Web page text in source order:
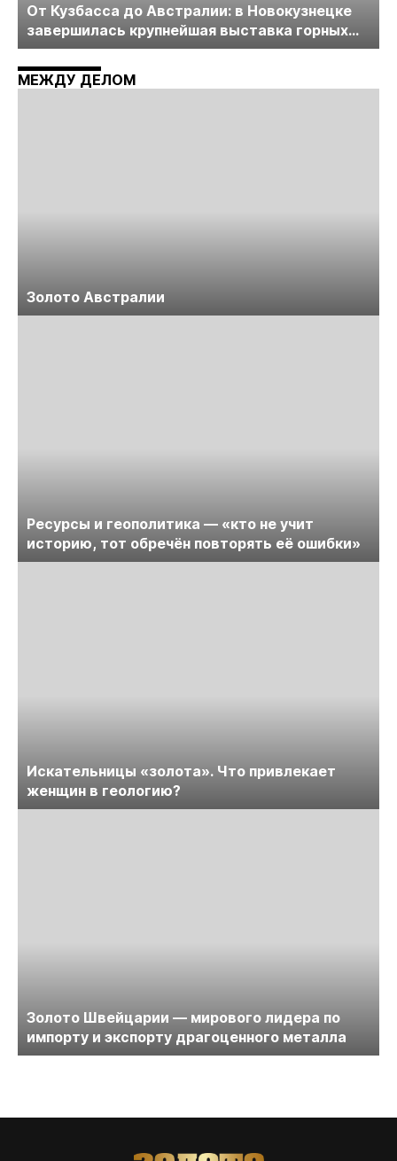
От Кузбасса до Австралии: в Новокузнецке
завершилась крупнейшая выставка горных
технологий «Недра России. Уголь России и
Майнинг»
МЕЖДУ ДЕЛОМ
Золото Австралии
Ресурсы и геополитика — «кто не учит
историю, тот обречён повторять её ошибки»
Искательницы «золота». Что привлекает
женщин в геологию?
Золото Швейцарии — мирового лидера по
импорту и экспорту драгоценного металла